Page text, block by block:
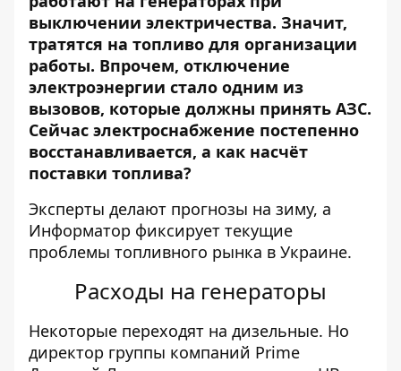
выключении электричества. Значит,
тратятся на топливо для организации
работы. Впрочем, отключение
электроэнергии стало одним из
вызовов, которые должны принять АЗС.
Сейчас электроснабжение постепенно
восстанавливается, а как насчёт
поставки топлива?
Эксперты делают прогнозы на зиму, а
Информатор фиксирует текущие
проблемы топливного рынка в Украине.
Расходы на генераторы
Некоторые переходят на дизельные. Но
директор группы компаний Prime